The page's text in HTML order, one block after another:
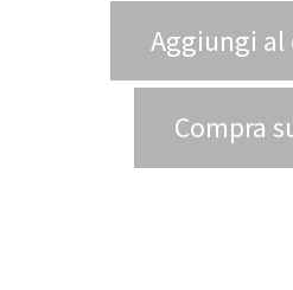
Aggiungi al
Compra